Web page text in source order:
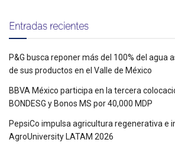
Entradas recientes
P&G busca reponer más del 100% del agua
de sus productos en el Valle de México
BBVA México participa en la tercera
BONDESG y Bonos MS por 40,000 MDP
PepsiCo impulsa agricultura regenerativa e
AgroUniversity LATAM 2026